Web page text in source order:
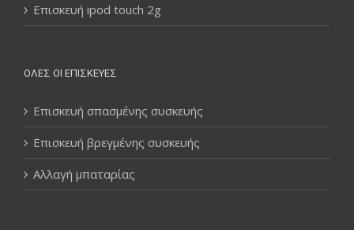
Επισκευή ipod touch 2g
ΌΛΕΣ ΟΙ ΕΠΙΣΚΕΥΈΣ
Επισκευή σπασμένης συσκευής
Επισκευή βρεγμένης συσκευής
Αλλαγή μπαταρίας